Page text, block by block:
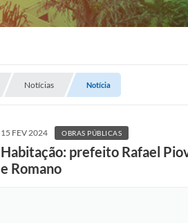
Notícias Notícia
15 FEV 2024 OBRAS PÚBLICAS
Habitação: prefeito Rafael
e Romano